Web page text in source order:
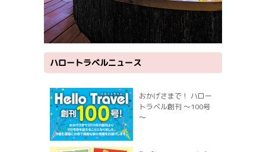
ハロートラベルニュース
おかげさまで！ ハロー
トラベル創刊 ～100号
～